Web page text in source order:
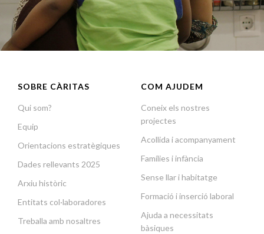
SOBRE CÀRITAS
Qui som?
Equip
Orientacions estratègiques
Dades rellevants 2025
Arxiu històric
Entitats col·laboradores
Treballa amb nosaltres
COM AJUDEM
Coneix els nostres
projectes
Acollida i acompanyament
Famílies i infància
Sense llar i habitatge
Formació i inserció laboral
Ajuda a necessitats
bàsiques